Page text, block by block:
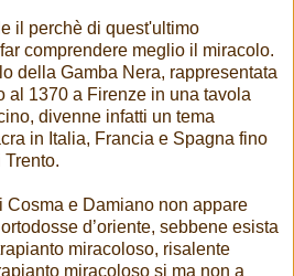
il perchè di quest'ultimo
comprendere meglio il miracolo.
della Gamba Nera, rappresentata
al 1370 a Firenze in una tavola
divenne infatti un tema
in Italia, Francia e Spagna fino
Cosma e Damiano non appare
d’oriente, sebbene esista
miracoloso, risalente
miracoloso si ma non a